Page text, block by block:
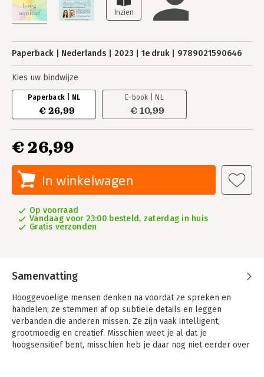
Paperback Nederlands 2023 1e druk 9789021590646
Kies uw bindwijze
Paperback | NL
€ 26,99
E-book | NL
€ 10,99
€ 26,99
In winkelwagen
Op voorraad
Vandaag voor 23:00 besteld, zaterdag in huis
Gratis verzonden
Samenvatting
Hooggevoelige mensen denken na voordat ze spreken en
handelen; ze stemmen af op subtiele details en leggen
verbanden die anderen missen. Ze zijn vaak intelligent,
grootmoedig en creatief. Misschien weet je al dat je
hoogsensitief bent, misschien heb je daar nog niet eerder over